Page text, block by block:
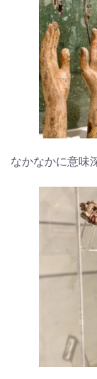
なかなかに意味